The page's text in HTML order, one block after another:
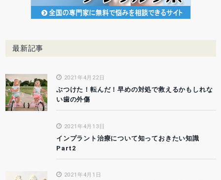
最新記事
2021年4月22日
ぶつけた！転んだ！早めの対処で救えるかもしれな
い歯の外傷
2021年4月13日
インプラント治療について知っておきたい知識
Part2
2021年4月1日